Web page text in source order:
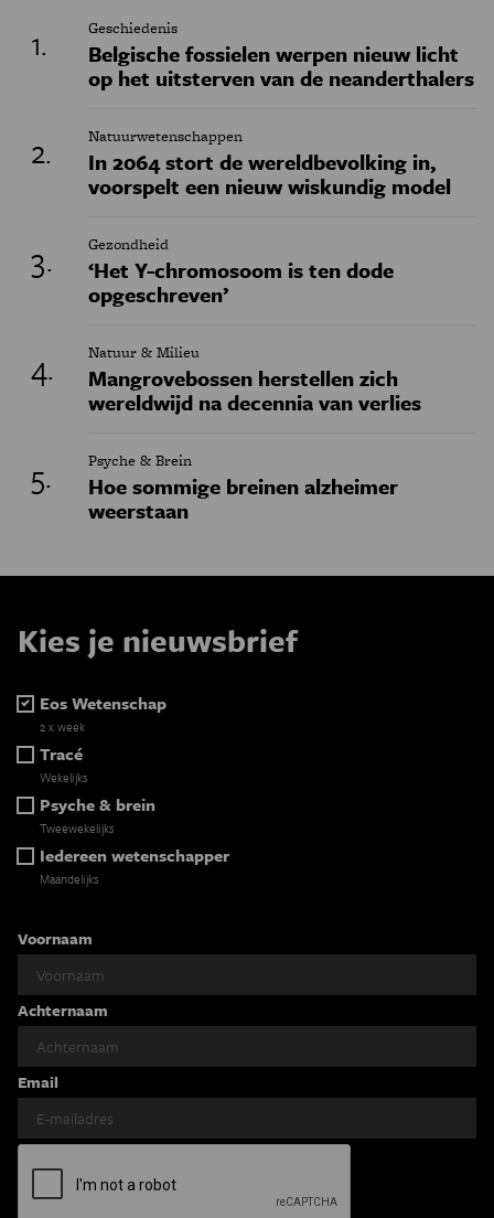
Geschiedenis
Belgische fossielen werpen nieuw licht
op het uitsterven van de neanderthalers
Natuurwetenschappen
In 2064 stort de wereldbevolking in,
voorspelt een nieuw wiskundig model
Gezondheid
‘Het Y-chromosoom is ten dode
opgeschreven’
Natuur & Milieu
Mangrovebossen herstellen zich
wereldwijd na decennia van verlies
Psyche & Brein
Hoe sommige breinen alzheimer
weerstaan
Kies je nieuwsbrief
Eos Wetenschap
2 x week
Tracé
Wekelijks
Psyche & brein
Tweewekelijks
Iedereen wetenschapper
Maandelijks
Voornaam
Achternaam
Email